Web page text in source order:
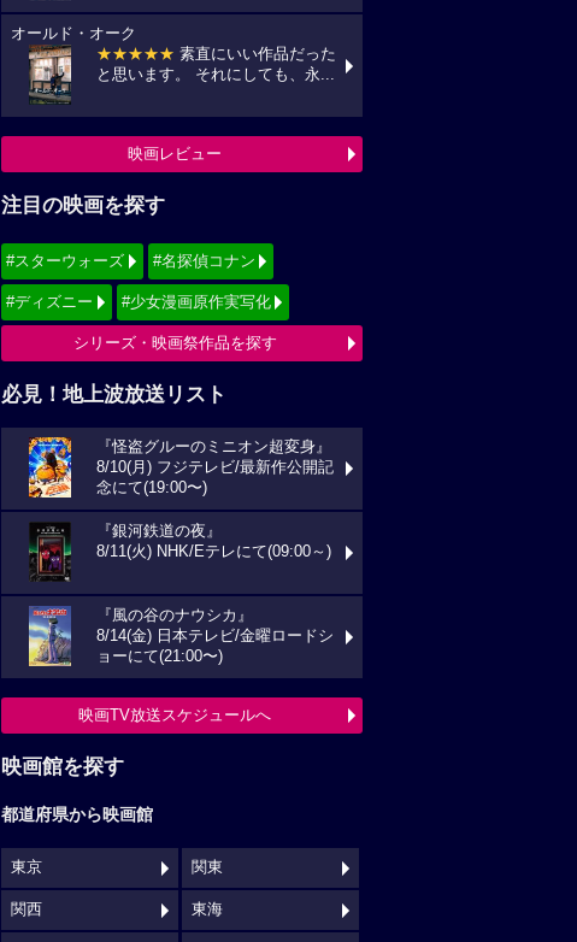
オールド・オーク
★★★★★ 素直にいい作品だった
と思います。 それにしても、永...
映画レビュー
注目の映画を探す
#スターウォーズ #名探偵コナン
#ディズニー #少女漫画原作実写化
シリーズ・映画祭作品を探す
必見！地上波放送リスト
『怪盗グルーのミニオン超変身』
8/10(月) フジテレビ/最新作公開記
念にて(19:00〜)
『銀河鉄道の夜』
8/11(火) NHK/Eテレにて(09:00～)
『風の谷のナウシカ』
8/14(金) 日本テレビ/金曜ロードシ
ョーにて(21:00〜)
映画TV放送スケジュールへ
映画館を探す
都道府県から映画館
東京 関東
関西 東海